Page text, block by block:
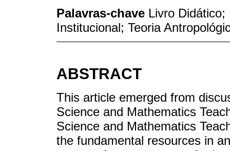
Palavras-chave Livro
Institucional; Teoria
ABSTRACT
This article emerged from
Science and Mathematics
Science and Mathematics
the fundamental resources in